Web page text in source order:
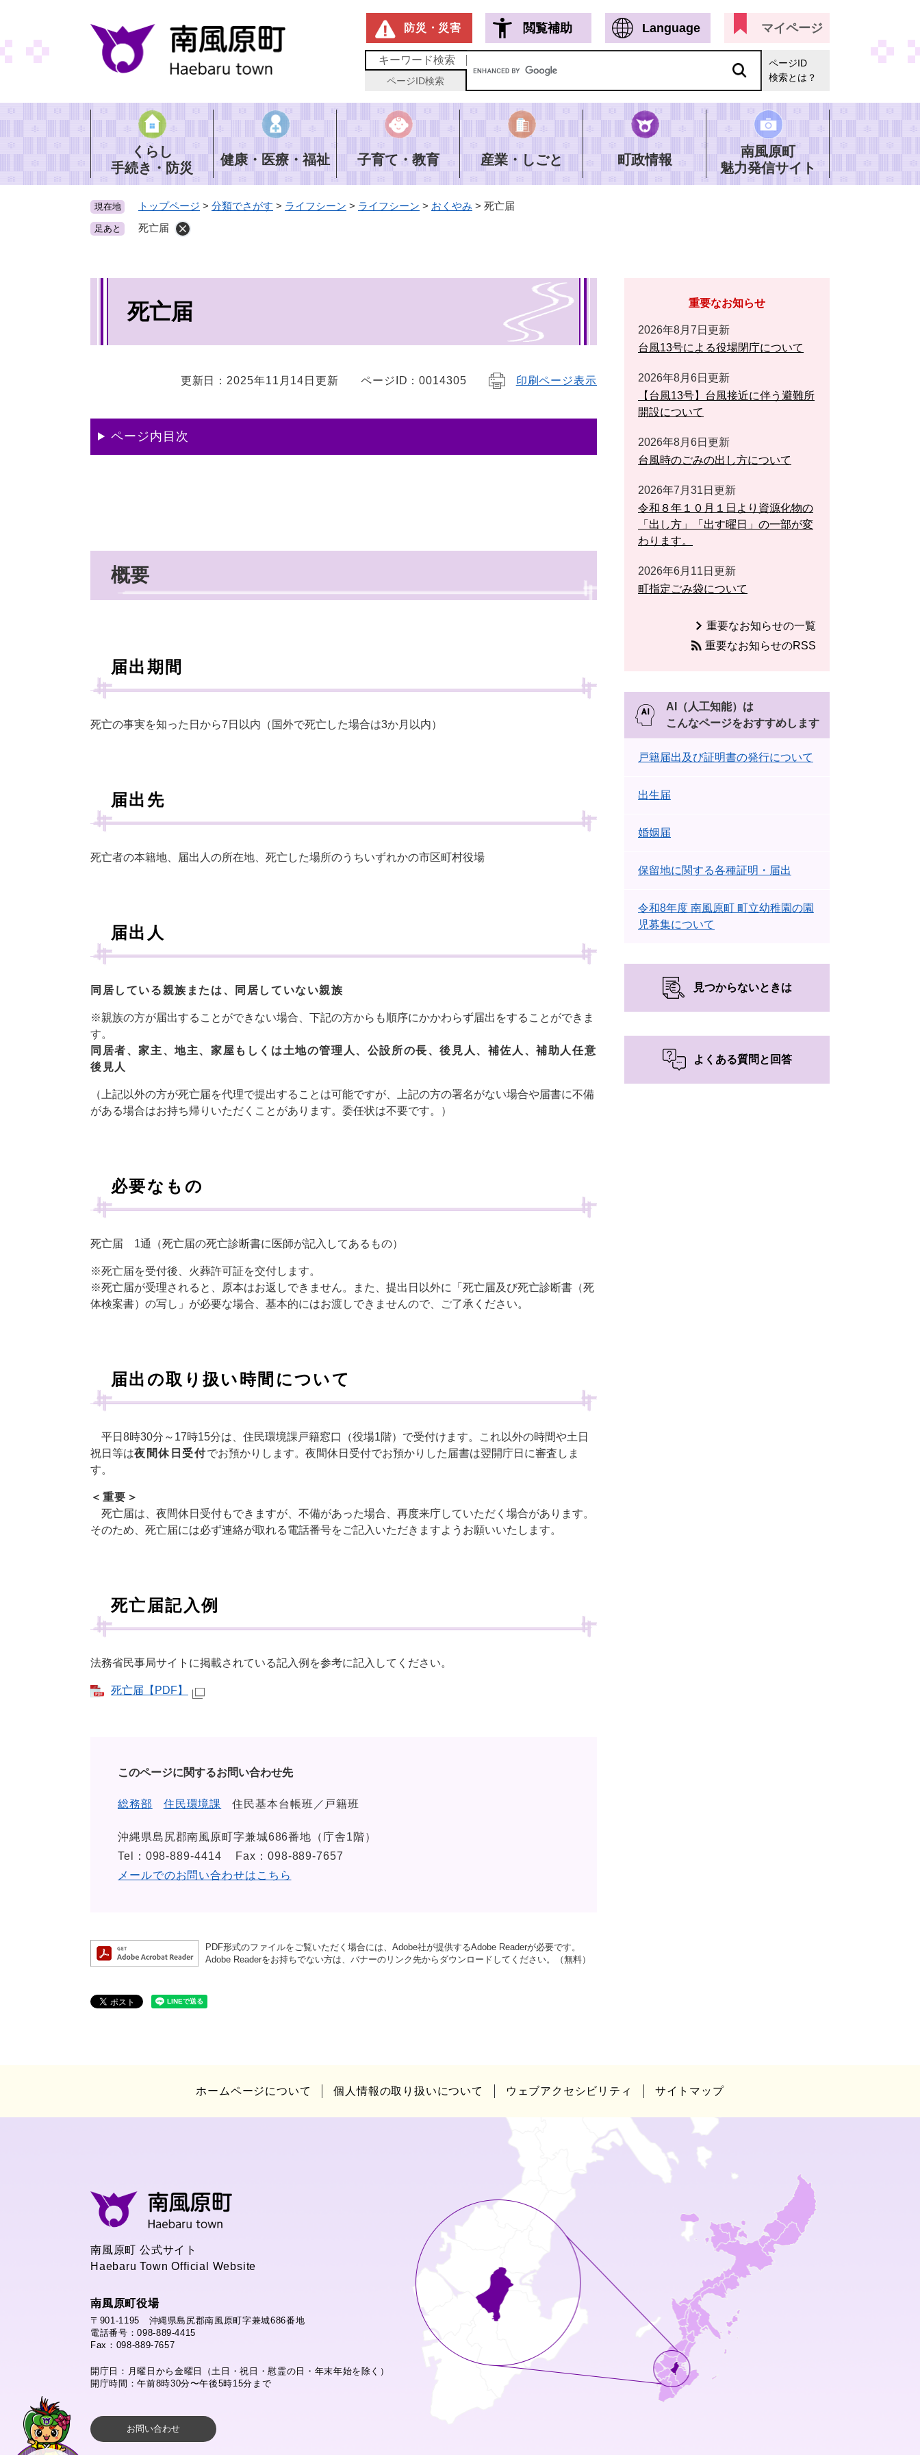
ジ
の
で
す
。
防災・災害 閲覧補助 Language マイページ
キーワード検索
ページID検索
ページID
検索とは？
くらし
手続き・防災
健康・医療・福祉 子育て・教育 産業・しごと 町政情報
南風原町
魅力発信サイト
現在地 トップページ > 分類でさがす > ライフシーン > ライフシーン > おくやみ > 死亡届
足あと 死亡届
死亡届
更新日：2025年11月14日更新 ページID：0014305 印刷ページ表示
ページ内目次
概要
届出期間
死亡の事実を知った日から7日以内（国外で死亡した場合は3か月以内）
届出先
死亡者の本籍地、届出人の所在地、死亡した場所のうちいずれかの市区町村役場
届出人
同居している親族または、同居していない親族
※親族の方が届出することができない場合、下記の方からも順序にかかわらず届出をすることができま
す。
同居者、家主、地主、家屋もしくは土地の管理人、公設所の長、後見人、補佐人、補助人任意
後見人
（上記以外の方が死亡届を代理で提出することは可能ですが、上記の方の署名がない場合や届書に不備
がある場合はお持ち帰りいただくことがあります。委任状は不要です。）
必要なもの
死亡届 1通（死亡届の死亡診断書に医師が記入してあるもの）
※死亡届を受付後、火葬許可証を交付します。
​※死亡届が受理されると、原本はお返しできません。また、提出日以外に「死亡届及び死亡診断書（死
体検案書）の写し」が必要な場合、基本的にはお渡しできませんので、ご了承ください。
届出の取り扱い時間について
平日8時30分～17時15分は、住民環境課戸籍窓口（役場1階）で受付けます。これ以外の時間や土日
祝日等は夜間休日受付でお預かりします。夜間休日受付でお預かりした届書は翌開庁日に審査しま
す。
＜重要＞
死亡届は、夜間休日受付もできますが、不備があった場合、再度来庁していただく場合があります。
そのため、死亡届には必ず連絡が取れる電話番号をご記入いただきますようお願いいたします。
死亡届記入例
法務省民事局サイトに掲載されている記入例を参考に記入してください。
死亡届【PDF】
このページに関するお問い合わせ先
総務部 住民環境課 住民基本台帳班／戸籍班
沖縄県島尻郡南風原町字兼城686番地（庁舎1階）
Tel：098-889-4414
Fax：098-889-7657
メールでのお問い合わせはこちら
PDF形式のファイルをご覧いただく場合には、Adobe社が提供するAdobe Readerが必要です。
Adobe Readerをお持ちでない方は、バナーのリンク先からダウンロードしてください。（無料）
重要なお知らせ
2026年8月7日更新
台風13号による役場閉庁について
2026年8月6日更新
【台風13号】台風接近に伴う避難所
開設について
2026年8月6日更新
台風時のごみの出し方について
2026年7月31日更新
令和８年１０月１日より資源化物の
「出し方」「出す曜日」の一部が変
わります。
2026年6月11日更新
町指定ごみ袋について
重要なお知らせの一覧
重要なお知らせのRSS
AI（人工知能）は
こんなページをおすすめします
戸籍届出及び証明書の発行について
出生届
婚姻届
保留地に関する各種証明・届出
令和8年度 南風原町 町立幼稚園の園
児募集について
見つからないときは
よくある質問と回答
ホームページについて 個人情報の取り扱いについて ウェブアクセシビリティ サイトマップ
南風原町 公式サイト
Haebaru Town Official Website
南風原町役場
〒901-1195 沖縄県島尻郡南風原町字兼城686番地
電話番号：098-889-4415
Fax：098-889-7657
開庁日：月曜日から金曜日（土日・祝日・慰霊の日・年末年始を除く）
開庁時間：午前8時30分〜午後5時15分まで
お問い合わせ